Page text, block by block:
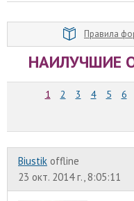
Правила
НАИЛУЧШИЕ
1 2 3 4 5 6
Biustik offline
23 окт. 2014 г., 8:05:11